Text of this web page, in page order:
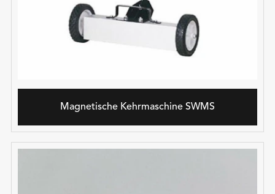
Magnetische Kehrmaschine SWMS